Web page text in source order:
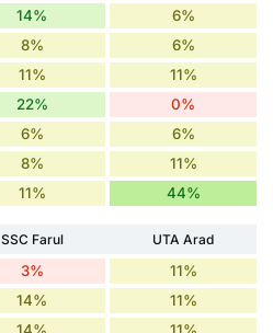
14% 6%
8% 6%
11% 11%
22% 0%
6% 6%
8% 11%
11% 44%
SSC Farul
UTA Arad
3% 11%
14% 11%
14% 11%